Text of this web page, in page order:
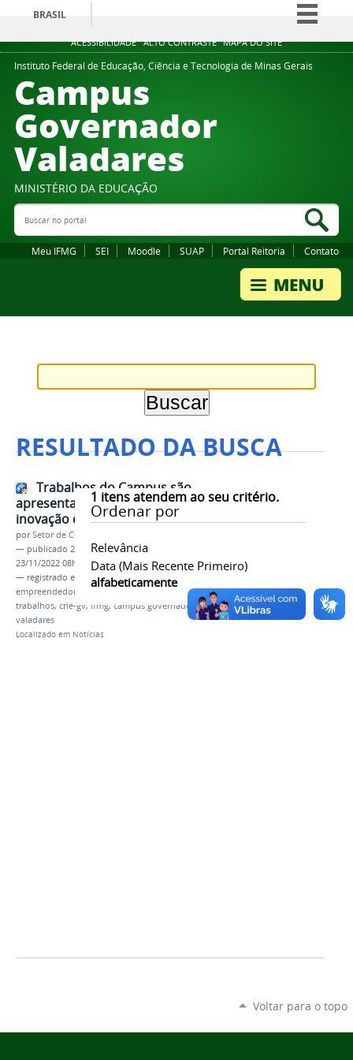
ACESSIBILIDADE ALTO CONTRASTE MAPA DO SITE
BRASIL
Simplifique!
Comunica BR
Instituto Federal de Educação, Ciência e Tecnologia de Minas Gerais
Campus
Governador
Valadares
MINISTÉRIO DA EDUCAÇÃO
Buscar no portal
Meu IFMG SEI Moodle SUAP Portal Reitoria Contato
RESULTADO DA BUSCA
1 itens atendem ao seu critério.
Ordenar por
Relevância
Data (mais Recente Primeiro)
alfabeticamente
Trabalhos do Campus são
apresentados em simpósio de
inovação da UFJF-GV
porSetor de Comunicação
— publicado 23/11/2022—última modificação
23/11/2022 08h49
— registrado em:
simpósio ,inovação
empreendedorismo acadêmico
ufjg-gv,
trabalhos, crie-gv, ifmg, campus governador
valadares
Localizado em Notícias
Voltar para o topo